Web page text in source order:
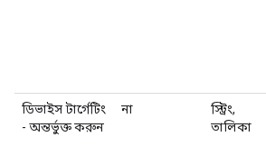
ডিভাইস টার্গেটিং
- অন্তর্ভুক্ত করুন
না
স্ট্রিং,
তালিকা